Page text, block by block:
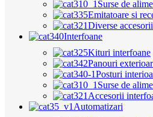
Surse de
Emitatoare si
Diverse
Interfoane
Kituri interfoane
Panouri
Posturi
Surse de
Accesorii
Automatizari